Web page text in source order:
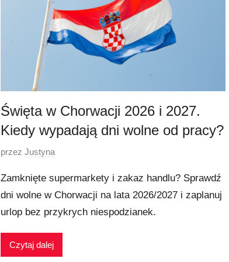
Święta w Chorwacji 2026 i 2027.
Kiedy wypadają dni wolne od pracy?
O
u
b
l
o
przezJustyna
Zamknięte supermarkety i zakaz handlu? Sprawdź
dni wolne w Chorwacji na lata 2026/2027 i zaplanuj
urlop bez przykrych niespodzianek.
Czytaj dalej